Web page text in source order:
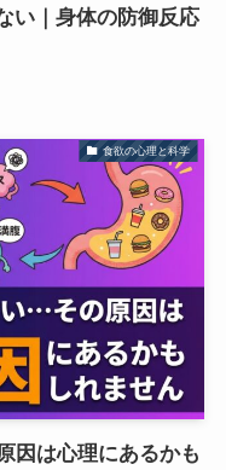
い｜身体の防御反応
食欲の心理と科学
因は心理にあるかも